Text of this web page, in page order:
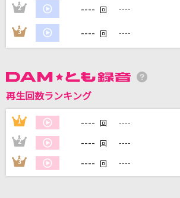
カラオケ最新情報をチェック！
2 ---- 回 ----
3 ---- 回 ----
再生回数ランキング
1 ---- 回 ----
2 ---- 回 ----
3 ---- 回 ----